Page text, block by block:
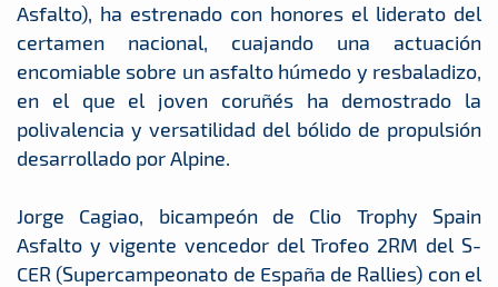
Asfalto), ha estrenado con honores el liderato del
certamen nacional, cuajando una actuación
encomiable sobre un asfalto húmedo y resbaladizo,
en el que el joven coruñés ha demostrado la
polivalencia y versatilidad del bólido de propulsión
desarrollado por Alpine.
Jorge Cagiao, bicampeón de Clio Trophy Spain
Asfalto y vigente vencedor del Trofeo 2RM del S-
CER (Supercampeonato de España de Rallies) con el